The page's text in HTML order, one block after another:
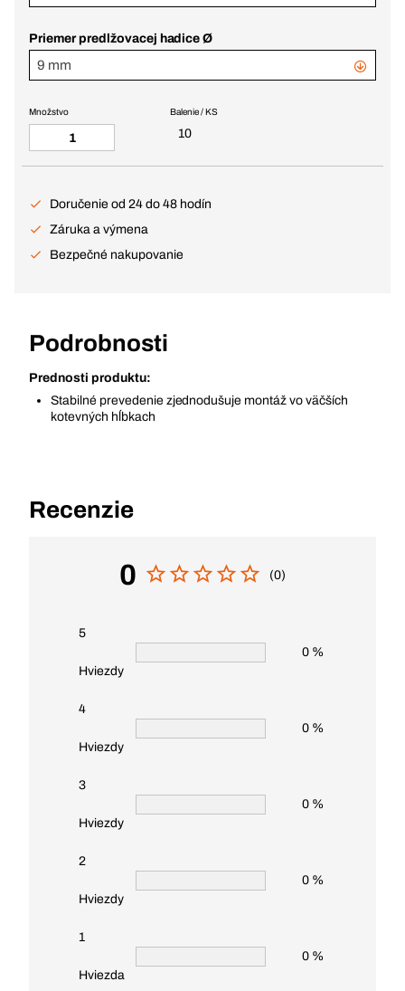
Priemer predlžovacej hadice Ø
9 mm
Balenie / KS
10
Množstvo
Doručenie od 24 do 48 hodín
Záruka a výmena
Bezpečné nakupovanie
Podrobnosti
Prednosti produktu:
Stabilné prevedenie zjednodušuje montáž vo väčších
kotevných hĺbkach
Recenzie
0 (0)
5
Hviezdy
0 %
4
Hviezdy
0 %
3
Hviezdy
0 %
2
Hviezdy
0 %
1
Hviezda
0 %